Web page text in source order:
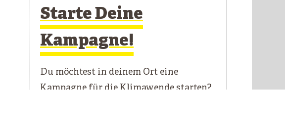
Starte Deine
Kampagne!
Du möchtest in deinem Ort eine
Kampagne für die Klimawende starten?